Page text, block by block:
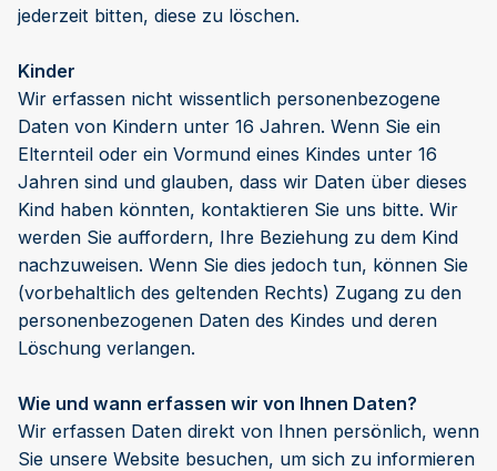
jederzeit bitten, diese zu löschen.
Kinder
Wir erfassen nicht wissentlich personenbezogene
Daten von Kindern unter 16 Jahren. Wenn Sie ein
Elternteil oder ein Vormund eines Kindes unter 16
Jahren sind und glauben, dass wir Daten über dieses
Kind haben könnten, kontaktieren Sie uns bitte. Wir
werden Sie auffordern, Ihre Beziehung zu dem Kind
nachzuweisen. Wenn Sie dies jedoch tun, können Sie
(vorbehaltlich des geltenden Rechts) Zugang zu den
personenbezogenen Daten des Kindes und deren
Löschung verlangen.
Wie und wann erfassen wir von Ihnen Daten?
Wir erfassen Daten direkt von Ihnen persönlich, wenn
Sie unsere Website besuchen, um sich zu informieren